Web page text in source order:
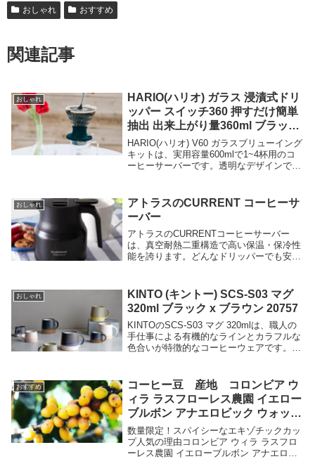
おしゃれ おすすめ
関連記事
おしゃれ
HARIO(ハリオ) ガラス 浸漬式ドリ
ッパー スイッチ360 押すだけ簡単
抽出 出来上がり量360ml ブラック
日本製 プレゼント ギフト 贈り物
SSD-360-B
HARIO(ハリオ) V60 ガラスブリューイング
キットは、実用容量600mlで1~4杯用のコ
ーヒーサーバーです。透明なデザインで、
には、V60計量スプーンとVCF-02W 40枚
が付属しており、コーヒー粉に注いだお湯
が円すいの頂点に向かって流れるため、豆
の旨味をしっかりと抽出できるV型円すい
形のペーパーフィルターが特徴です。耐熱
性能と洗いやすさに優れ、使いやすさと味
おしゃれ
アトラスのCURRENT コーヒーサ
ーバー
アトラスのCURRENTコーヒーサーバー
は、真空耐熱二重構造で高い保温・保冷性
能を誇ります。どんなドリッパーでも安定
のカフェサーバーをご紹介します。
おしゃれ
KINTO (キントー) SCS-S03 マグ
320ml ブラック x ブラウン 20757
KINTOのSCS-S03 マグ 320mlは、職人の
手仕事による有機的なラインとカラフルな
色合いが特徴的なコーヒーウェアです。ろ
す。電子レンジや食器洗浄機にも対応して
おり、日常使いにも便利です。
おすすめ
コーヒー豆 産地 コロンビア ウ
ィラ ラスフローレス農園 イエロー
ブルボン アナエロビック ウォッシ
ュ
数量限定！スパイシーなエキゾチックカッ
プ人気の理由コロンビア ウィラ ラスフロ
ーレス農園 イエローブルボン アナエロビ